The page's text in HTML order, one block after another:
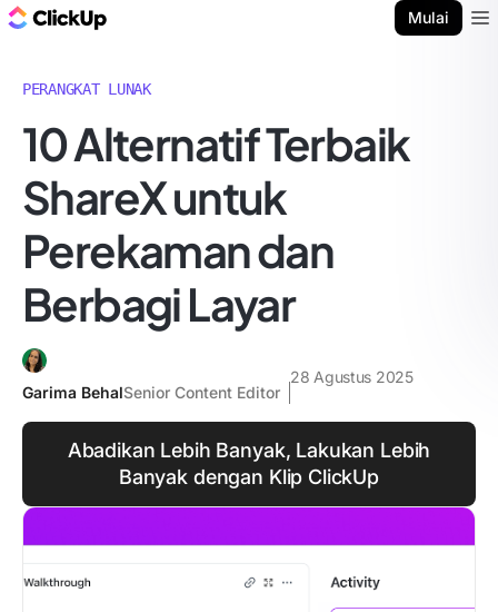
Mulai
PERANGKAT LUNAK
10 Alternatif Terbaik
ShareX untuk
Perekaman dan
Berbagi Layar
Garima BehalSenior Content Editor
28 Agustus 2025
Abadikan Lebih Banyak, Lakukan Lebih
Banyak dengan Klip ClickUp